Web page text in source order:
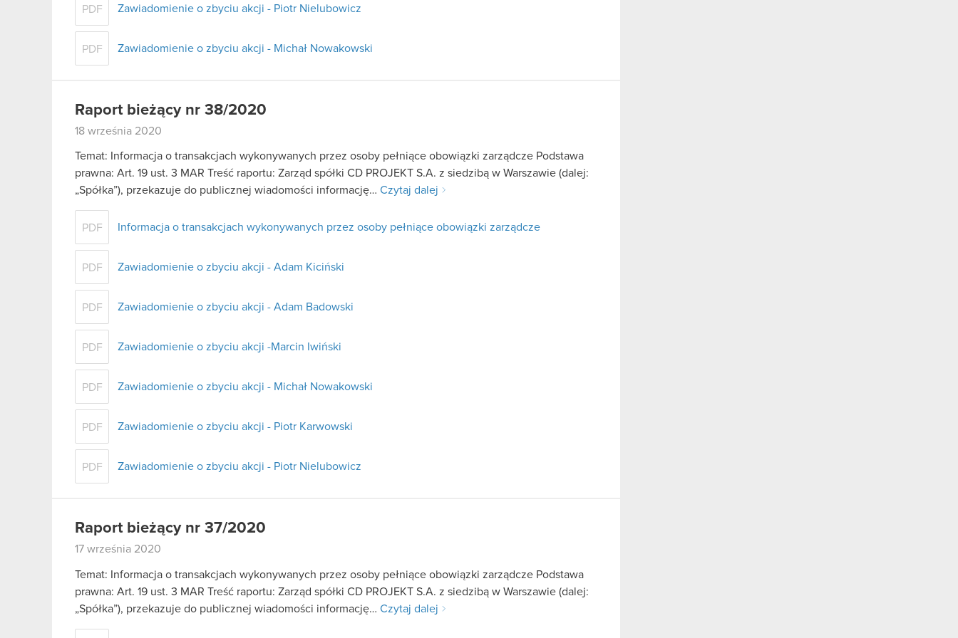
PDF Zawiadomienie o zbyciu akcji - Piotr Nielubowicz
PDF Zawiadomienie o zbyciu akcji - Michał Nowakowski
Raport bieżący nr 38/2020
18 września 2020
Temat: Informacja o transakcjach wykonywanych przez osoby pełniące obowiązki zarządcze Podstawa
prawna: Art. 19 ust. 3 MAR Treść raportu: Zarząd spółki CD PROJEKT S.A. z siedzibą w Warszawie (dalej:
„Spółka”), przekazuje do publicznej wiadomości informację… Czytaj dalej
PDF Informacja o transakcjach wykonywanych przez osoby pełniące obowiązki zarządcze
PDF Zawiadomienie o zbyciu akcji - Adam Kiciński
PDF Zawiadomienie o zbyciu akcji - Adam Badowski
PDF Zawiadomienie o zbyciu akcji -Marcin Iwiński
PDF Zawiadomienie o zbyciu akcji - Michał Nowakowski
PDF Zawiadomienie o zbyciu akcji - Piotr Karwowski
PDF Zawiadomienie o zbyciu akcji - Piotr Nielubowicz
Raport bieżący nr 37/2020
17 września 2020
Temat: Informacja o transakcjach wykonywanych przez osoby pełniące obowiązki zarządcze Podstawa
prawna: Art. 19 ust. 3 MAR Treść raportu: Zarząd spółki CD PROJEKT S.A. z siedzibą w Warszawie (dalej:
„Spółka”), przekazuje do publicznej wiadomości informację… Czytaj dalej